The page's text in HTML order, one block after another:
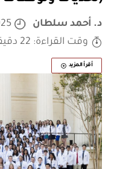
د. أحمد سلطان
وقت القراءة: 22 دقيقة
أقرأ المزيد